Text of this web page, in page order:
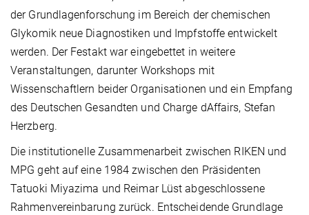
der Grundlagenforschung im Bereich der chemischen
Glykomik neue Diagnostiken und Impfstoffe entwickelt
werden. Der Festakt war eingebettet in weitere
Veranstaltungen, darunter Workshops mit
Wissenschaftlern beider Organisationen und ein Empfang
des Deutschen Gesandten und Charge dAffairs, Stefan
Herzberg.
Die institutionelle Zusammenarbeit zwischen RIKEN und
MPG geht auf eine 1984 zwischen den Präsidenten
Tatuoki Miyazima und Reimar Lüst abgeschlossene
Rahmenvereinbarung zurück. Entscheidende Grundlage